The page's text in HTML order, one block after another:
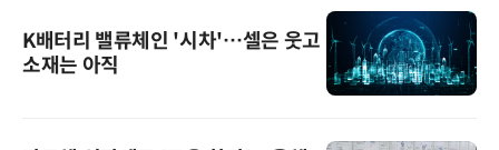
K배터리 밸류체인 '시차'…셀은 웃고
소재는 아직